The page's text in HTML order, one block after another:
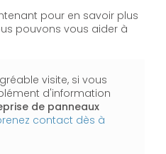
pour en savoir plus
pouvons vous aider à
visite, si vous
d'information
de panneaux
contact dès à